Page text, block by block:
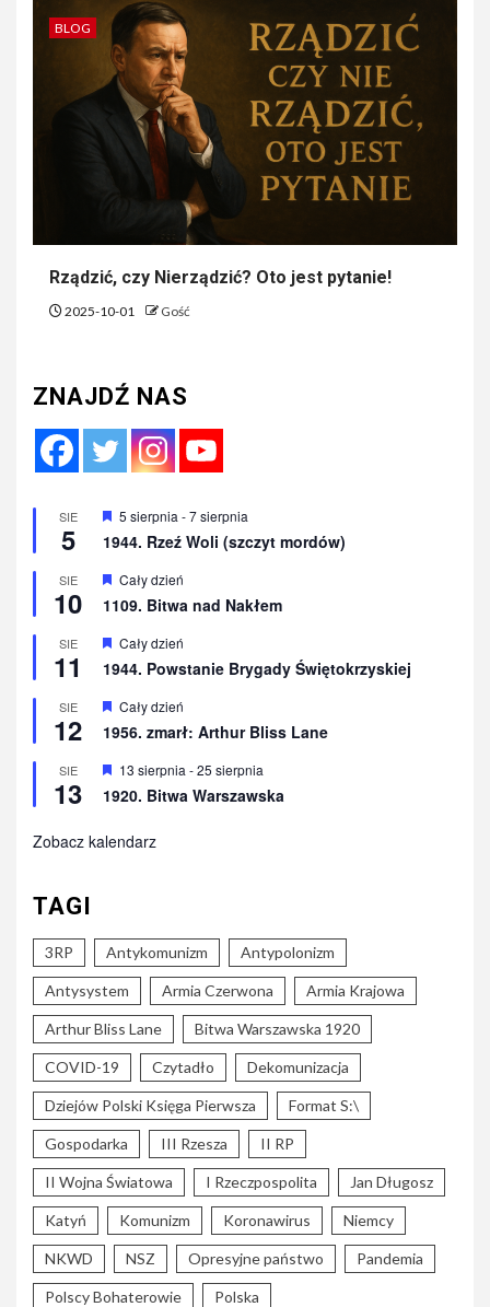
BLOG
Rządzić, czy Nierządzić? Oto jest pytanie!
2025-10-01 Gość
ZNAJDŹ NAS
SIE
5
Wyróżnione
5 sierpnia -7 sierpnia
1944. Rzeź Woli (szczyt mordów)
SIE
10
Wyróżnione
Cały dzień
1109. Bitwa nad Nakłem
SIE
11
Wyróżnione
Cały dzień
1944. Powstanie Brygady Świętokrzyskiej
SIE
12
Wyróżnione
Cały dzień
1956. zmarł: Arthur Bliss Lane
SIE
13
Wyróżnione
13 sierpnia -25 sierpnia
1920. Bitwa Warszawska
Zobacz kalendarz
TAGI
3RP Antykomunizm Antypolonizm
Antysystem Armia Czerwona Armia Krajowa
Arthur Bliss Lane Bitwa Warszawska 1920
COVID-19 Czytadło Dekomunizacja
Dziejów Polski Księga Pierwsza Format S:\
Gospodarka III Rzesza II RP
II Wojna Światowa I Rzeczpospolita Jan Długosz
Katyń Komunizm Koronawirus Niemcy
NKWD NSZ Opresyjne państwo Pandemia
Polscy Bohaterowie Polska